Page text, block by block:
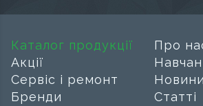
Каталог продукції
Акції
Сервіс і ремонт
Бренди
Про
Новини
Статті